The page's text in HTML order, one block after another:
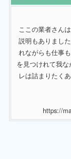
ここの業者さん
説明もありまし
れながらも仕事
を見つけれて我
レは詰まりたく
https://